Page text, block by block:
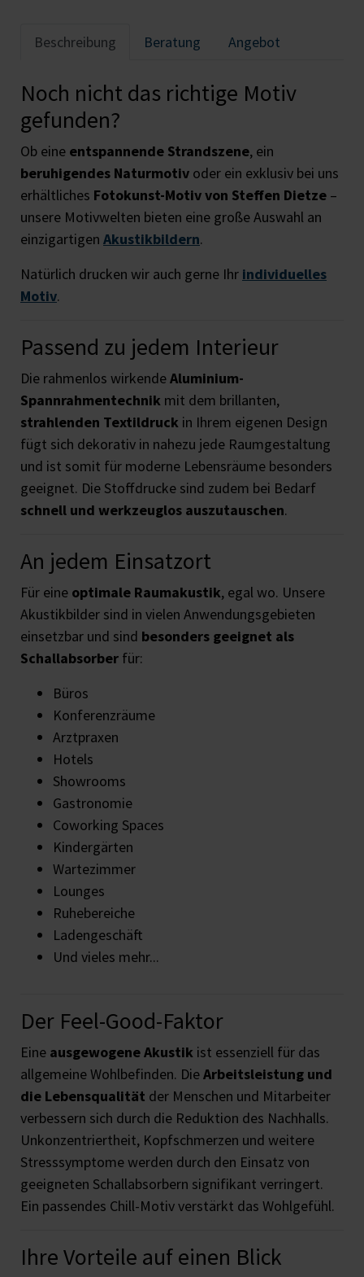
Beschreibung Beratung Angebot
Noch nicht das richtige Motiv
gefunden?
Ob eine entspannende Strandszene, ein
beruhigendes Naturmotiv oder ein exklusiv bei uns
erhältliches Fotokunst-Motiv von Steffen Dietze –
unsere Motivwelten bieten eine große Auswahl an
einzigartigen Akustikbildern.
Natürlich drucken wir auch gerne Ihr individuelles
Motiv.
Passend zu jedem Interieur
Die rahmenlos wirkendeAluminium-
Spannrahmentechnik mit dem brillanten,
strahlenden Textildruck in Ihrem eigenen Design
fügt sich dekorativ in nahezu jede Raumgestaltung
und ist somit für moderne Lebensräume besonders
geeignet. Die Stoffdrucke sind zudem bei Bedarf
schnell und werkzeuglos auszutauschen.
An jedem Einsatzort
Für eine optimale Raumakustik, egal wo. Unsere
Akustikbilder sind in vielen Anwendungsgebieten
einsetzbar und sind besonders geeignet als
Schallabsorber für:
Büros
Konferenzräume
Arztpraxen
Hotels
Showrooms
Gastronomie
Coworking Spaces
Kindergärten
Wartezimmer
Lounges
Ruhebereiche
Ladengeschäft
Und vieles mehr...
Der Feel-Good-Faktor
Eine ausgewogene Akustik ist essenziell für das
allgemeine Wohlbefinden. DieArbeitsleistung und
die Lebensqualität der Menschen und Mitarbeiter
verbessern sich durch die Reduktion des Nachhalls.
Unkonzentriertheit, Kopfschmerzen und weitere
Stresssymptome werden durch den Einsatz von
geeigneten Schallabsorbern signifikant verringert.
Ein passendes Chill-Motiv verstärkt das Wohlgefühl.
Ihre Vorteile auf einen Blick